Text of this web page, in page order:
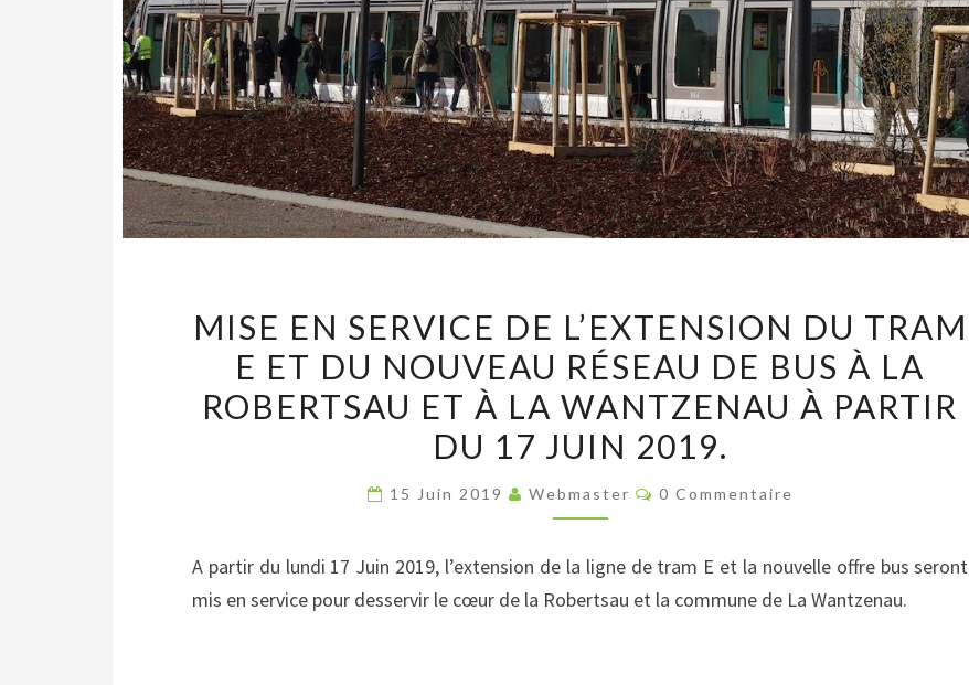
EN
SERVICE
DE
L’EXTENSION
DU
TRAM
ET
DU
MISE EN SERVICE DE L’EXTENSION DU TRAM
E ET DU NOUVEAU RÉSEAU DE BUS À LA
ROBERTSAU ET À LA WANTZENAU À PARTIR
DU 17 JUIN 2019.
15 Juin 2019 Webmaster Commentaires
0 Commentaire
A partir du lundi 17 Juin 2019, l’extension de la ligne de tram E et la nouvelle offre bus seront
mis en service pour desservir le cœur de la Robertsau et la commune de La Wantzenau.